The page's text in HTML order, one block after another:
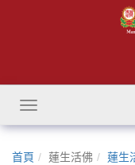
Toggle
navigation
首頁 蓮生活佛 蓮生